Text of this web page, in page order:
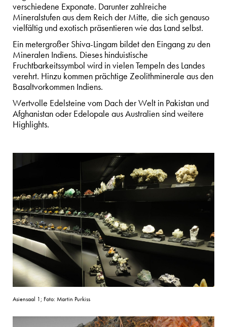
verschiedene Exponate. Darunter zahlreiche
Mineralstufen aus dem Reich der Mitte, die sich genauso
vielfältig und exotisch präsentieren wie das Land selbst.
Ein metergroßer Shiva-Lingam bildet den Eingang zu den
Mineralen Indiens. Dieses hinduistische
Fruchtbarkeitssymbol wird in vielen Tempeln des Landes
verehrt. Hinzu kommen prächtige Zeolithminerale aus den
Basaltvorkommen Indiens.
Wertvolle Edelsteine vom Dach der Welt in Pakistan und
Afghanistan oder Edelopale aus Australien sind weitere
Highlights.
Asiensaal 1; Foto: Martin Purkiss